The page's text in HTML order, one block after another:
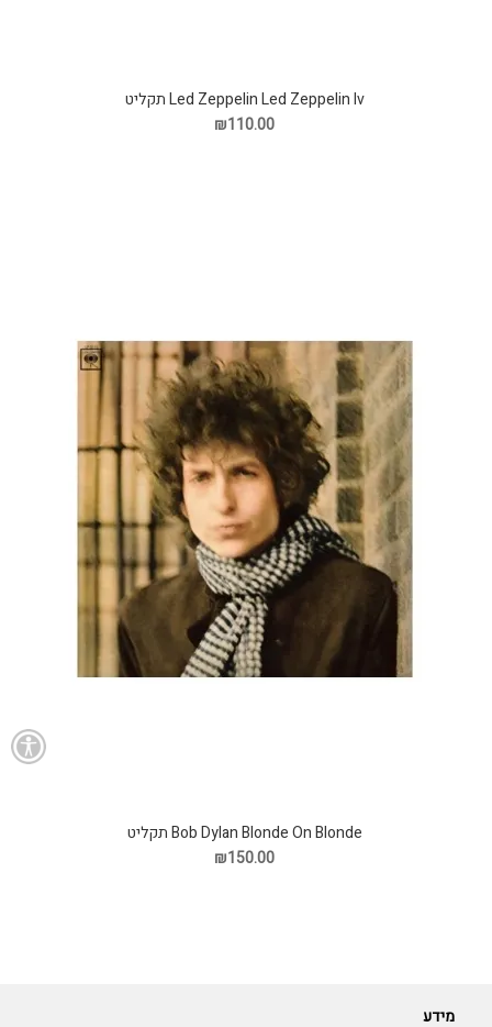
Led Zeppelin Led Zeppelin Iv תקליט
₪110.00
Bob Dylan Blonde On Blonde תקליט
₪150.00
מידע